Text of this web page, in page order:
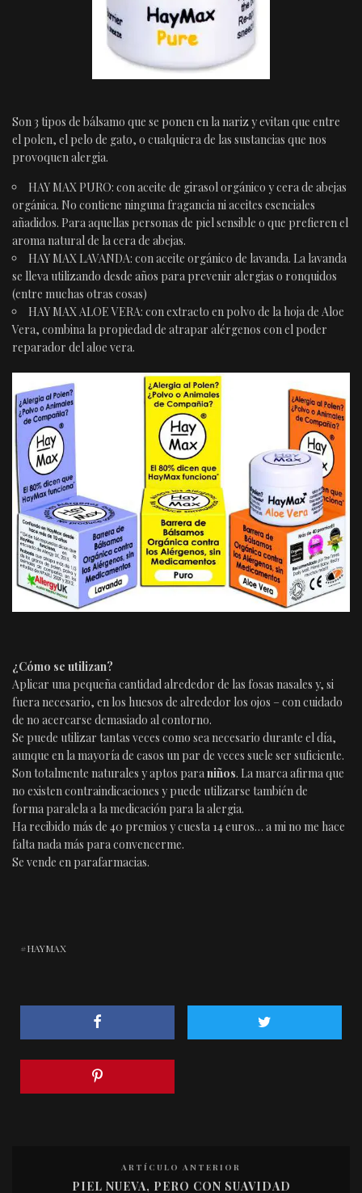
Son 3 tipos de bálsamo que se ponen en la nariz y evitan que entre
el polen, el pelo de gato, o cualquiera de las sustancias que nos
provoquen alergia.
HAY MAX PURO: con aceite de girasol orgánico y cera de abejas
orgánica. No contiene ninguna fragancia ni aceites esenciales
añadidos. Para aquellas personas de piel sensible o que prefieren el
aroma natural de la cera de abejas.
HAY MAX LAVANDA: con aceite orgánico de lavanda. La lavanda
se lleva utilizando desde años para prevenir alergias o ronquidos
(entre muchas otras cosas)
HAY MAX ALOE VERA: con extracto en polvo de la hoja de Aloe
Vera, combina la propiedad de atrapar alérgenos con el poder
reparador del aloe vera.
¿Cómo se utilizan?
Aplicar una pequeña cantidad alrededor de las fosas nasales y, si
fuera necesario, en los huesos de alrededor los ojos – con cuidado
de no acercarse demasiado al contorno.
Se puede utilizar tantas veces como sea necesario durante el día,
aunque en la mayoría de casos un par de veces suele ser suficiente.
Son totalmente naturales y aptos paraniños. La marca afirma que
no existen contraindicaciones y puede utilizarse también de
forma paralela a la medicación para la alergia.
Ha recibido más de 40 premios y cuesta 14 euros… a mi no me hace
falta nada más para convencerme.
Se vende en parafarmacias.
HAYMAX
ARTÍCULO ANTERIOR
PIEL NUEVA, PERO CON SUAVIDAD